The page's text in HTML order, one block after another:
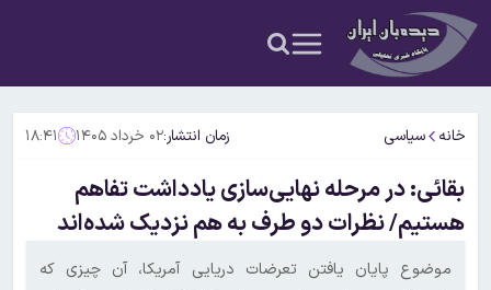
خانه سیاسی زمان انتشار:۰۲ خرداد ۱۴۰۵ ۱۸:۴۱
بقائی: در مرحله نهایی‌سازی یادداشت تفاهم
هستیم/ نظرات دو طرف به هم نزدیک شده‌اند
موضوع پایان یافتن تعرضات دریایی آمریکا، آن چیزی که